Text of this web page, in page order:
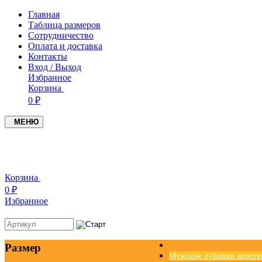
Главная
Таблица размеров
Сотрудничество
Оплата и доставка
Контакты
Вход / Выход
Избранное
Корзина
0 ₽
МЕНЮ
Корзина
0 ₽
Избранное
Размер
Мужские рубашки